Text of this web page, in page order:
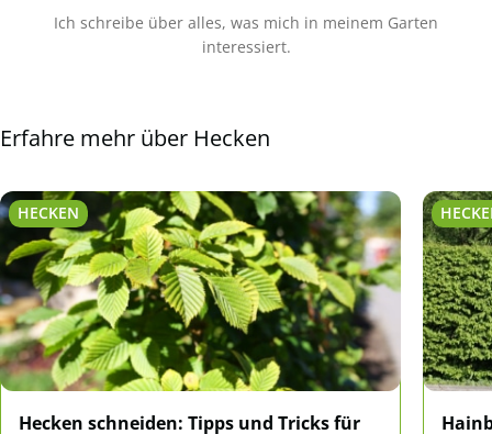
Ich schreibe über alles, was mich in meinem Garten
interessiert.
Erfahre mehr über Hecken
HECKEN
Hecken schneiden: Tipps und Tricks für